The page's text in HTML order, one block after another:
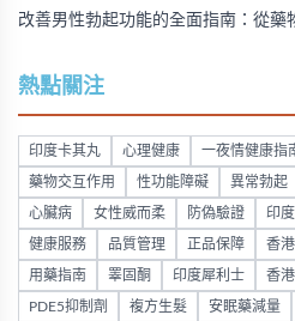
改善男性勃起功能的全面指南：從藥
熱點關注
印度卡其丸 心理健康 一夜情健康指
藥物交互作用 性功能障礙 異常勃起
心臟病 女性威而柔 防偽驗證 印
健康服務 品質管理 正品保障 香
用藥指南 睪固酮 印度犀利士 香
PDE5抑制劑 複方生髮 安眠藥減量